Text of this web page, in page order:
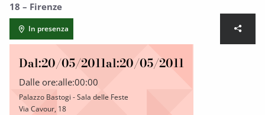
18 – Firenze
In presenza
Dal:20/05/2011al:20/05/2011
Dalle ore:alle:00:00
Palazzo Bastogi - Sala delle Feste
Via Cavour, 18